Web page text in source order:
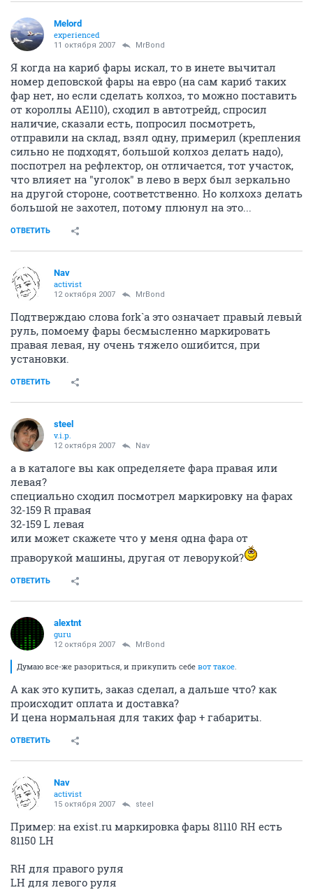
Melord
experienced
11 октября 2007 MrBond
Я когда на кариб фары искал, то в инете вычитал
номер деповской фары на евро (на сам кариб таких
фар нет, но если сделать колхоз, то можно поставить
от короллы АЕ110), сходил в автотрейд, спросил
наличие, сказали есть, попросил посмотреть,
отправили на склад, взял одну, примерил (крепления
сильно не подходят, большой колхоз делать надо),
поспотрел на рефлектор, он отличается, тот участок,
что влияет на "уголок" в лево в верх был зеркально
на другой стороне, соответственно. Но колхохз делать
большой не захотел, потому плюнул на это...
ОТВЕТИТЬ
Nav
activist
12 октября 2007 MrBond
Подтверждаю слова fork`а это означает правый левый
руль, помоему фары бесмысленно маркировать
правая левая, ну очень тяжело ошибится, при
установки.
ОТВЕТИТЬ
steel
v.i.p.
12 октября 2007 Nav
а в каталоге вы как определяете фара правая или
левая?
специально сходил посмотрел маркировку на фарах
32-159 R правая
32-159 L левая
или может скажете что у меня одна фара от
праворукой машины, другая от леворукой?
ОТВЕТИТЬ
alextnt
guru
12 октября 2007 MrBond
Думаю все-же разориться, и прикупить себе вот такое
А как это купить, заказ сделал, а дальше что? как
происходит оплата и доставка?
И цена нормальная для таких фар + габариты.
ОТВЕТИТЬ
Nav
activist
15 октября 2007 steel
Пример: на exist.ru маркировка фары 81110 RH есть
81150 LH
RH для правого руля
LH для левого руля